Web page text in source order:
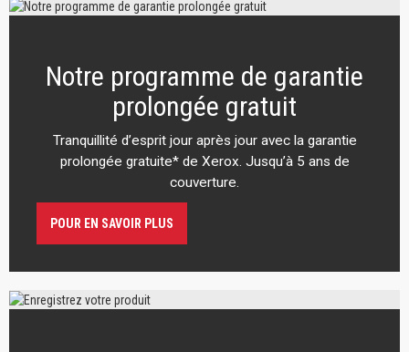
Notre programme de garantie
prolongée gratuit
Tranquillité d’esprit jour après jour avec la garantie
prolongée gratuite* de Xerox. Jusqu’à 5 ans de
couverture.
POUR EN SAVOIR PLUS